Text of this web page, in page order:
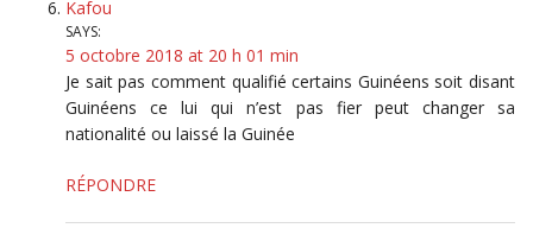
Kafou
SAYS:
5 octobre 2018 at 20 h 01 min
Je sait pas comment qualifié certains Guinéens soit disant
Guinéens ce lui qui n’est pas fier peut changer sa
nationalité ou laissé la Guinée
RÉPONDRE